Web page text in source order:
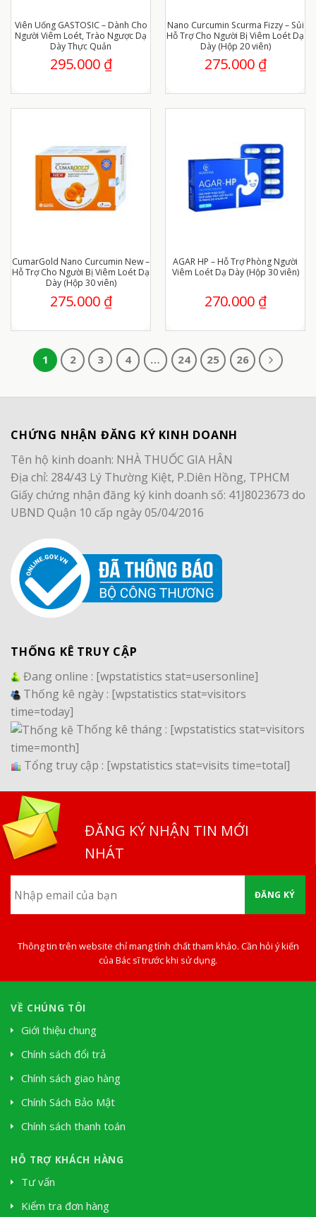
Viên Uống GASTOSIC – Dành Cho
Người Viêm Loét, Trào Ngược Dạ
Dày Thực Quản
295.000 ₫
Nano Curcumin Scurma Fizzy – Sủi
Hỗ Trợ Cho Người Bị Viêm Loét Dạ
Dày (Hộp 20 viên)
275.000 ₫
CumarGold Nano Curcumin New –
Hỗ Trợ Cho Người Bị Viêm Loét Dạ
Dày (Hộp 30 viên)
275.000 ₫
AGAR HP – Hỗ Trợ Phòng Người
Viêm Loét Dạ Dày (Hộp 30 viên)
270.000 ₫
1 2 3 4 … 24 25 26
CHỨNG NHẬN ĐĂNG KÝ KINH DOANH
Tên hộ kinh doanh: NHÀ THUỐC GIA HÂN
Địa chỉ: 284/43 Lý Thường Kiệt, P.Diên Hồng, TPHCM
Giấy chứng nhận đăng ký kinh doanh số: 41J8023673 do
UBND Quận 10 cấp ngày 05/04/2016
THỐNG KÊ TRUY CẬP
Đang online : [wpstatistics stat=usersonline]
Thống kê ngày : [wpstatistics stat=visitors
time=today]
Thống kê tháng : [wpstatistics stat=visitors
time=month]
Tổng truy cập : [wpstatistics stat=visits time=total]
ĐĂNG KÝ NHẬN TIN MỚI
NHÁT
ĐĂNG KÝ
Thông tin trên website chỉ mang tính chất tham khảo. Cần hỏi ý kiến
của Bác sĩ trước khi sử dụng.
VỀ CHÚNG TÔI
Giới thiệu chung
Chính sách đổi trả
Chính sách giao hàng
Chính Sách Bảo Mật
Chính sách thanh toán
HỖ TRỢ KHÁCH HÀNG
Tư vấn
Kiểm tra đơn hàng